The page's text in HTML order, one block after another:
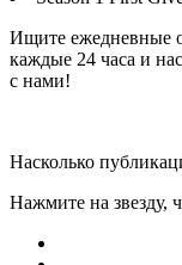
Ищите ежедневные
каждые 24 часа и
с нами!
Насколько
Нажмите на звезду,